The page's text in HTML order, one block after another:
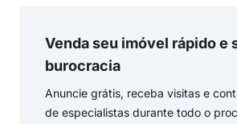
Venda seu imóvel rápido e
burocracia
Anuncie grátis, receba visitas e
de especialistas durante todo o